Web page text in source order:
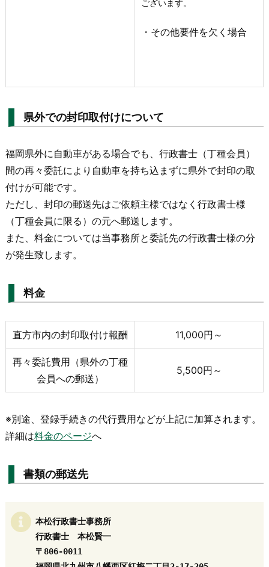
ございます。
・その他要件を欠く場合
県外での封印取付けについて
福岡県外に自動車がある場合でも、行政書士（丁種会員）
間の再々委託により自動車を持ち込まずに県外で封印の取
付けが可能です。
ただし、封印の郵送先はご依頼主様ではなく行政書士様
（丁種会員に限る）の元へ郵送します。
また、料金については当事務所と委託先の行政書士様の分
が発生致します。
料金
直方市内の封印取付け報酬 11,000円～
再々委託費用（県外の丁種
会員への郵送）
5,500円～
※別途、登録手続きの代行費用などが上記に加算されます。
詳細は料金のページへ
書類の郵送先
本松行政書士事務所
行政書士　本松賢一
〒806-0011